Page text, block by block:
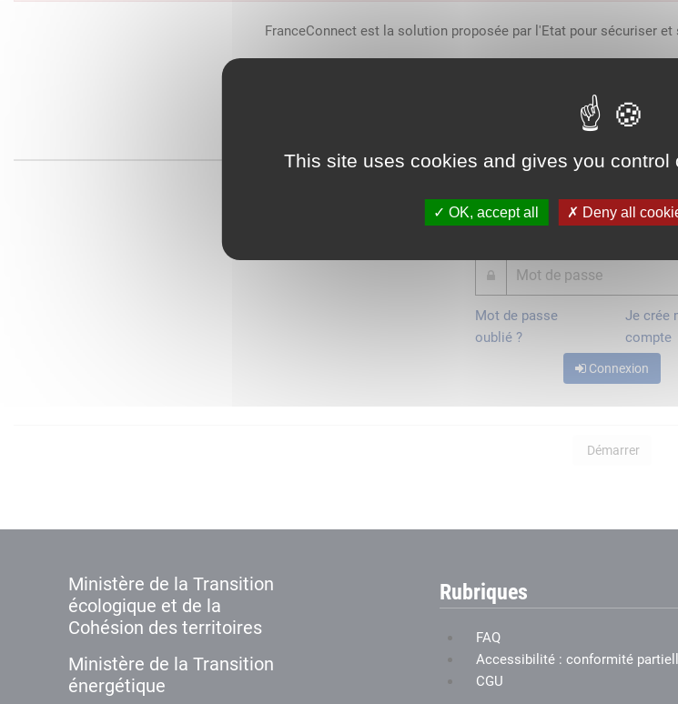
This site uses cookies and gives you
OK, accept all Deny all
FranceConnect est la solution proposée par l'Etat pour sécuriser
Qu'est-ce que
ou
Mot de passe
oublié ?
Je crée
compte
Connexion
Démarrer
Ministère de la Transition
écologique et de la
Cohésion des territoires
Ministère de la Transition
énergétique
Rubriques
FAQ
Accessibilité : conformité
CGU